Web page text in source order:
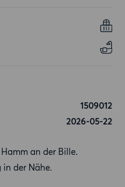
1509012
2026-05-22
an der Bille.
in der Nähe.